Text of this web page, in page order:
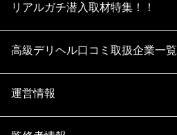
リアルガチ潜入取材特集！！
高級デリヘル口コミ取扱企業一覧
運営情報